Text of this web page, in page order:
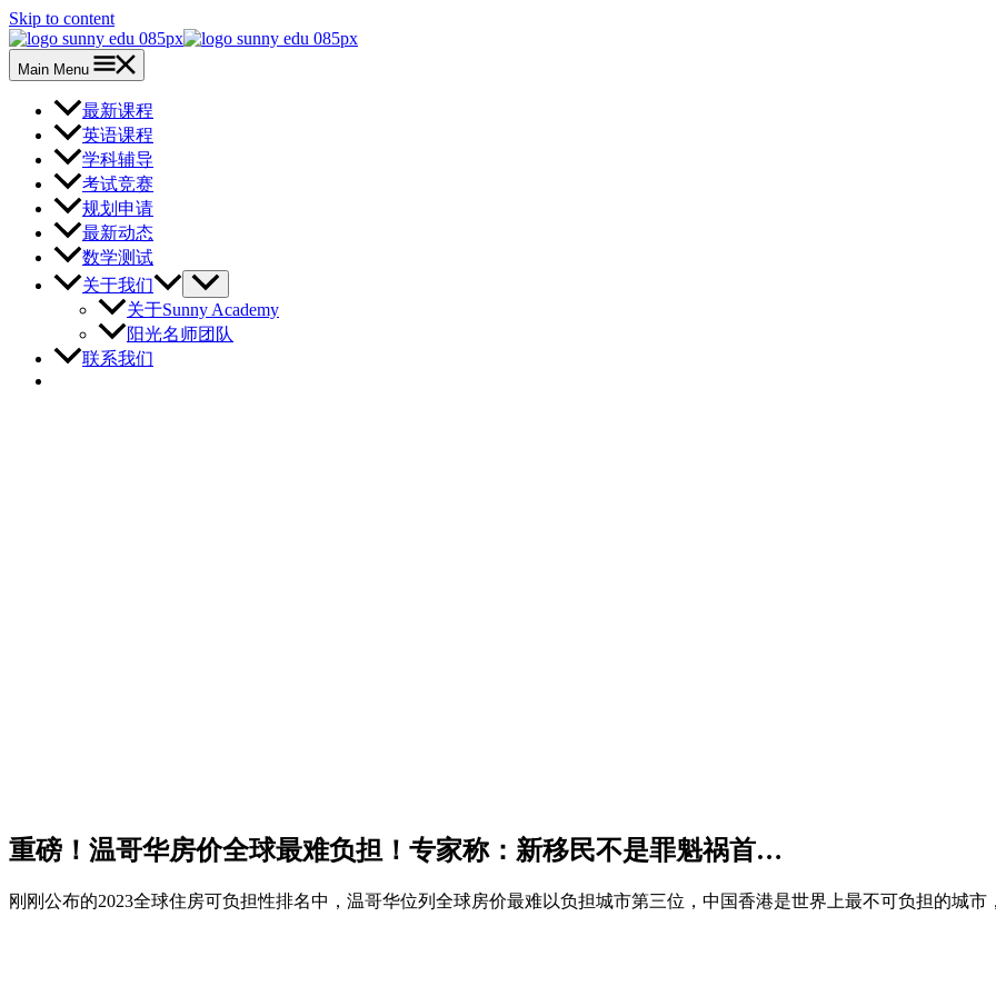
Skip to content
Main Menu
最新课程
英语课程
学科辅导
考试竞赛
规划申请
最新动态
数学测试
关于我们
关于Sunny Academy
阳光名师团队
联系我们
重磅！温哥华房价全球最难负担！专家称：新移民不是罪魁祸首…
刚刚公布的2023全球住房可负担性排名中，温哥华位列全球房价最难以负担城市第三位，中国香港是世界上最不可负担的城市